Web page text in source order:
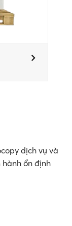
dịch vụ và
ổn định